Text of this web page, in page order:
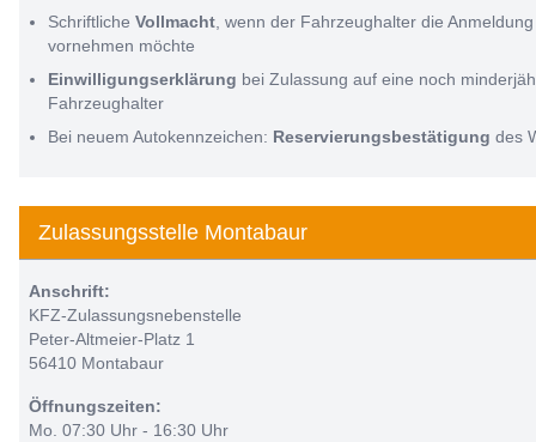
Schriftliche Vollmacht , wenn der Fahrzeughalter die
vornehmen möchte
Einwilligungserklärung bei Zulassung auf eine noch
Fahrzeughalter
Bei neuem Autokennzeichen: Reservierungsbestätigung des
Zulassungsstelle Montabaur
Anschrift:
KFZ-Zulassungsnebenstelle
Peter-Altmeier-Platz 1
56410 Montabaur
Öffnungszeiten:
Mo. 07:30 Uhr - 16:30 Uhr